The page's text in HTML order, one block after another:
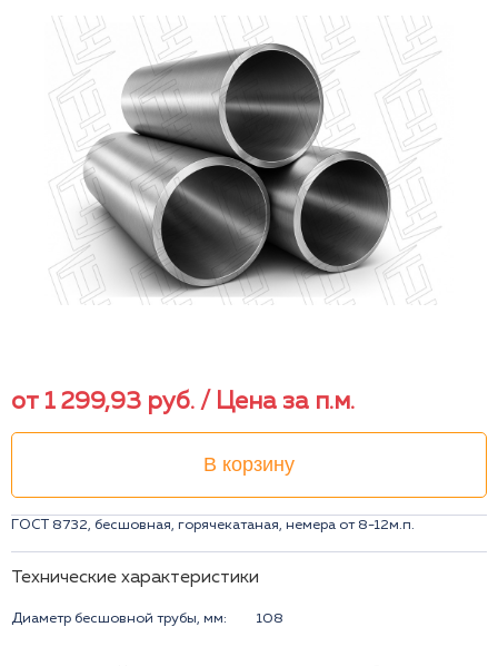
от 1 299,93 руб. / Цена за п.м.
В корзину
ГОСТ 8732, бесшовная, горячекатаная, немера от 8-12м.п.
Технические характеристики
Диаметр бесшовной трубы, мм: 108